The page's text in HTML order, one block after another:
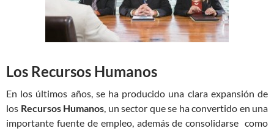
Los Recursos Humanos
En los últimos años, se ha producido una clara expansión de
los Recursos Humanos, un sector que se ha convertido en una
importante fuente de empleo, además de consolidarse como